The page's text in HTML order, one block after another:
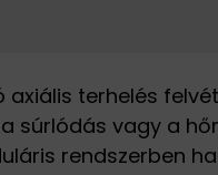
terhelés
súrlódás vagy a
rendszerben